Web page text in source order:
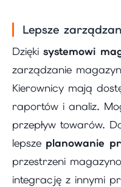
Lepsze
Dzięki systemowi
zarządzanie
Kierownicy mają
raportów i analiz.
przepływ towarów.
lepsze planowanie
przestrzeni
integrację z innymi